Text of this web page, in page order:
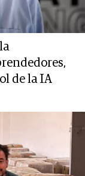
de la IA